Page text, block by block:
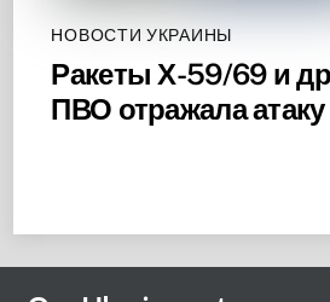
НОВОСТИ УКРАИНЫ
Ракеты Х-59/69 и
ПВО отражала атаку